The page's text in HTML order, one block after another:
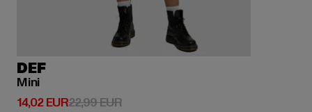
DEF
Mini
14,02 EUR
Derzeitiger Preis: 14,02 EUR
22,99 EURAktionspreis: 22,99 EUR